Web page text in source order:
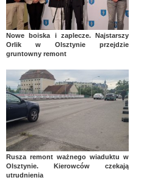
Nowe boiska i zaplecze. Najstarszy
Orlik w Olsztynie przejdzie
gruntowny remont
Rusza remont ważnego wiaduktu w
Olsztynie. Kierowców czekają
utrudnienia